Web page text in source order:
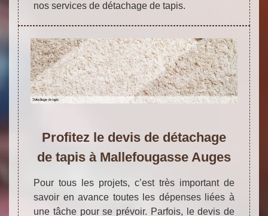
nos services de détachage de tapis.
Profitez le devis de détachage
de tapis à Mallefougasse Auges
Pour tous les projets, c’est très important de
savoir en avance toutes les dépenses liées à
une tâche pour se prévoir. Parfois, le devis de